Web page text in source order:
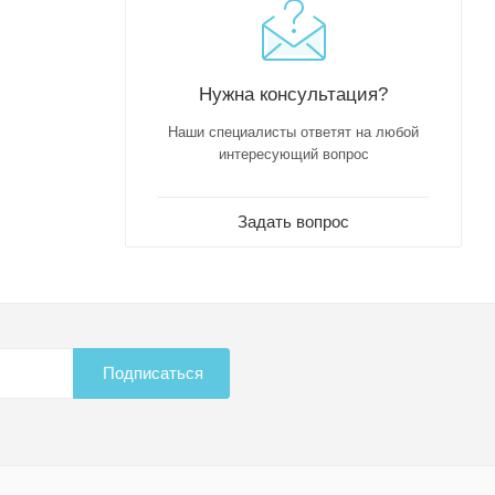
Нужна консультация?
Наши специалисты ответят на любой
интересующий вопрос
Задать вопрос
Подписаться